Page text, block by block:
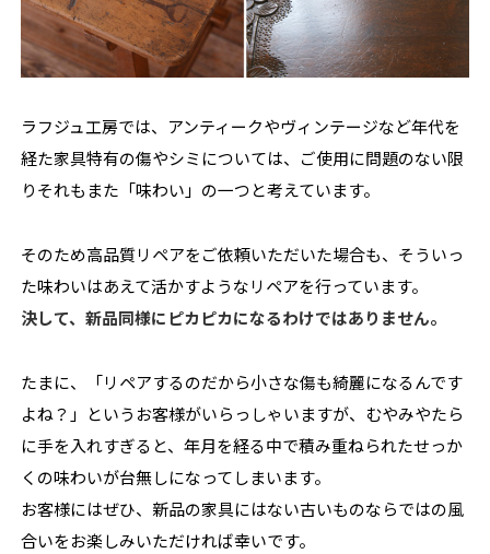
ラフジュ工房では、アンティークやヴィンテージなど年代を
経た家具特有の傷やシミについては、ご使用に問題のない限
りそれもまた「味わい」の一つと考えています。
そのため高品質リペアをご依頼いただいた場合も、そういっ
た味わいはあえて活かすようなリペアを行っています。
決して、新品同様にピカピカになるわけではありません。
たまに、「リペアするのだから小さな傷も綺麗になるんです
よね？」というお客様がいらっしゃいますが、むやみやたら
に手を入れすぎると、年月を経る中で積み重ねられたせっか
くの味わいが台無しになってしまいます。
お客様にはぜひ、新品の家具にはない古いものならではの風
合いをお楽しみいただければ幸いです。